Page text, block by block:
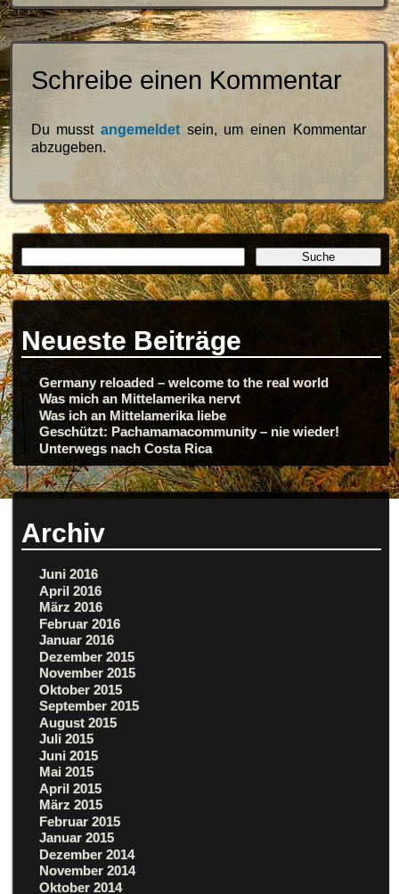
Schreibe einen Kommentar
Du musst angemeldetsein, um einen Kommentar
abzugeben.
Neueste Beiträge
Germany reloaded – welcome to the real world
Was mich an Mittelamerika nervt
Was ich an Mittelamerika liebe
Geschützt: Pachamamacommunity – nie wieder!
Unterwegs nach Costa Rica
Archiv
Juni 2016
April 2016
März 2016
Februar 2016
Januar 2016
Dezember 2015
November 2015
Oktober 2015
September 2015
August 2015
Juli 2015
Juni 2015
Mai 2015
April 2015
März 2015
Februar 2015
Januar 2015
Dezember 2014
November 2014
Oktober 2014